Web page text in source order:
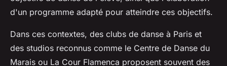
d'un programme adapté pour atteindre ces objectifs.
Dans ces contextes, des clubs de danse à Paris et
des studios reconnus comme le Centre de Danse du
Marais ou La Cour Flamenca proposent souvent des